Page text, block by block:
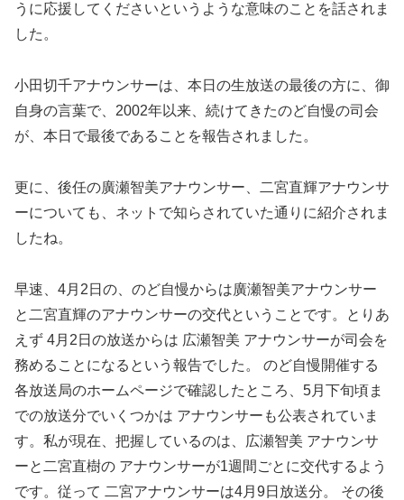
うに応援してくださいというような意味のことを話されま
した 。
小田切千アナウンサーは、本日の生放送の最後の方に、御
自身の言葉で、2002年以来、続けてきたのど自慢の司会
が、本日で最後であることを報告されました。
更に、後任の廣瀬智美アナウンサー、二宮直輝アナウンサ
ーについても、ネットで知らされていた通りに紹介されま
したね。
早速、4月2日の、のど自慢からは廣瀬智美アナウンサー
と二宮直輝のアナウンサーの交代ということです。とりあ
えず 4月2日の放送からは 広瀬智美 アナウンサーが司会を
務めることになるという報告でした。 のど自慢開催する
各放送局のホームページで確認したところ、5月下旬頃ま
での放送分でいくつかは アナウンサーも公表されていま
す。私が現在、把握しているのは、広瀬智美 アナウンサ
ーと二宮直樹の アナウンサーが1週間ごとに交代するよう
です。従って 二宮アナウンサーは4月9日放送分。 その後